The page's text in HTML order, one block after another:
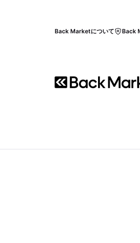
Back Marketについて Back